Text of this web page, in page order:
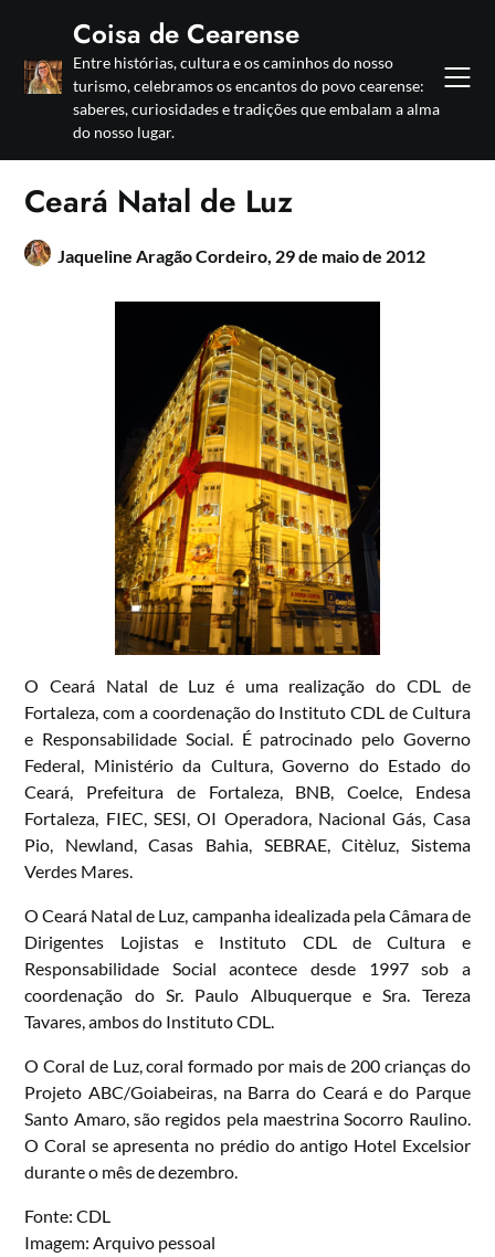
content
Coisa de Cearense
Entre histórias, cultura e os caminhos do nosso
turismo, celebramos os encantos do povo cearense:
saberes, curiosidades e tradições que embalam a alma
do nosso lugar.
Ceará Natal de Luz
Jaqueline Aragão Cordeiro, 29 de maio de 2012
O Ceará Natal de Luz é uma realização do CDL de
Fortaleza, com a coordenação do Instituto CDL de Cultura
e Responsabilidade Social. É patrocinado pelo Governo
Federal, Ministério da Cultura, Governo do Estado do
Ceará, Prefeitura de Fortaleza, BNB, Coelce, Endesa
Fortaleza, FIEC, SESI, OI Operadora, Nacional Gás, Casa
Pio, Newland, Casas Bahia, SEBRAE, Citèluz, Sistema
Verdes Mares.
O Ceará Natal de Luz, campanha idealizada pela Câmara de
Dirigentes Lojistas e Instituto CDL de Cultura e
Responsabilidade Social acontece desde 1997 sob a
coordenação do Sr. Paulo Albuquerque e Sra. Tereza
Tavares, ambos do Instituto CDL.
O Coral de Luz, coral formado por mais de 200 crianças do
Projeto ABC/Goiabeiras, na Barra do Ceará e do Parque
Santo Amaro, são regidos pela maestrina Socorro Raulino.
O Coral se apresenta no prédio do antigo Hotel Excelsior
durante o mês de dezembro.
Fonte: CDL
Imagem: Arquivo pessoal